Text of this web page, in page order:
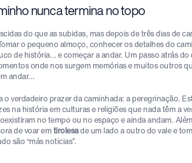
nunca termina no topo
do que as subidas, mas depois de três dias de
o pequeno almoço, conhecer os detalhes do
de história… e começar a andar. Um passo atrás
onde nos surgem memórias e muitos outros
andar…
o verdadeiro prazer da caminhada: a peregrinação.
na história em culturas e religiões que nada têm a
no tempo ou no espaço e ainda andam.
de voar emtirolesade um lado a outro do vale e
são “más notícias”.